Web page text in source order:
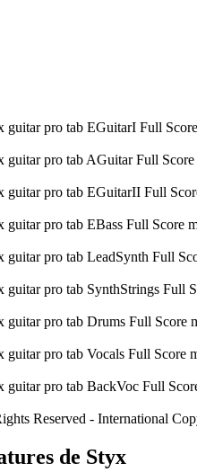
Reserved - International
de Styx